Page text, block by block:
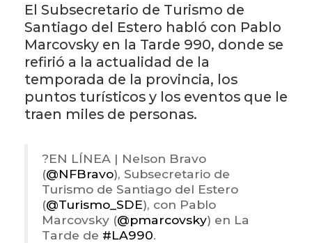
El Subsecretario de Turismo de
Santiago del Estero habló con Pablo
Marcovsky en la Tarde 990, donde se
refirió a la actualidad de la
temporada de la provincia, los
puntos turísticos y los eventos que le
traen miles de personas.
?️EN LÍNEA | Nelson Bravo
(@NFBravo), Subsecretario de
Turismo de Santiago del Estero
(@Turismo_SDE), con Pablo
Marcovsky (@pmarcovsky) en La
Tarde de #LA990.